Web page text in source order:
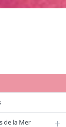
de la Mer